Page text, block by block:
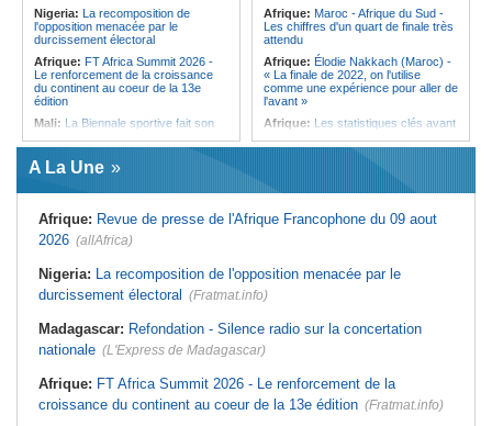
de Port-Louis
Nigeria: La recomposition de
l'opposition menacée par le
durcissement électoral
Afrique: FT Africa Summit 2026 -
Le renforcement de la croissance
du continent au coeur de la 13e
édition
Mali: La Biennale sportive fait son
Afrique de l'Ouest:
financier régional - Un bon plant
armes légères - L'ONU tire la
sonnette d'alarme
revendique un redressement
financier du fonds
Sénégal:Affaire d'actes contre
Pikine-Guédiawaye interjette appel
de l'ordonnance de non-lieu partiel et
de renvoi de plusieurs prévenus
Sénégal:
FERA - Priorité à
l'économie de la préservation,
Cheikh Dieng décline sa vision
Afrique: Maroc - Afrique du Sud -
Les chiffres d'un quart de finale très
attendu
Afrique: Élodie Nakkach (Maroc) -
« La finale de 2022, on l'utilise
comme une expérience pour aller de
l'avant »
Afrique: Les statistiques clés avant
d'Ivoire et l'Algérie
la finale
Afrique:Côte d'Ivoire - Algérie, un
Sénégal bat la Tunisie et prend le
quart
Tunisie:
interconnecté « One Health »
Tunisie:
les startups à l'international
A La Une
Afrique: Revue de presse de l'Afrique Francophone du 09 aout
2026 (allAfrica)
Nigeria: La recomposition de l'opposition menacée par le
durcissement électoral (Fratmat.info)
Madagascar: Refondation - Silence radio sur la concertation
nationale (L'Express de Madagascar)
Afrique: FT Africa Summit 2026 - Le renforcement de la
croissance du continent au coeur de la 13e édition (Fratmat.info)